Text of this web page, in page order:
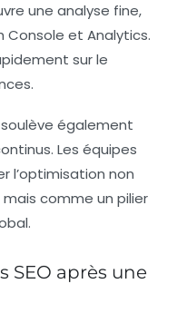
une analyse fine,
Console et Analytics.
sur le
soulève également
Les équipes
l’optimisation non
comme un pilier
.
SEO après une